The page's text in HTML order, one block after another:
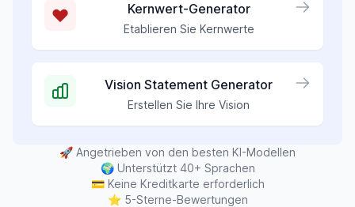
Kernwert-Generator
Etablieren Sie Kernwerte
Vision Statement Generator
Erstellen Sie Ihre Vision
🚀 Angetrieben von den besten KI-Modellen
🌍 Unterstützt 40+ Sprachen
💳 Keine Kreditkarte erforderlich
⭐ 5-Sterne-Bewertungen